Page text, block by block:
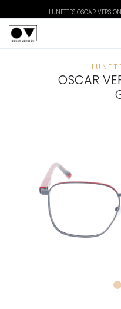
LUNETTES OSCAR
OSCAR